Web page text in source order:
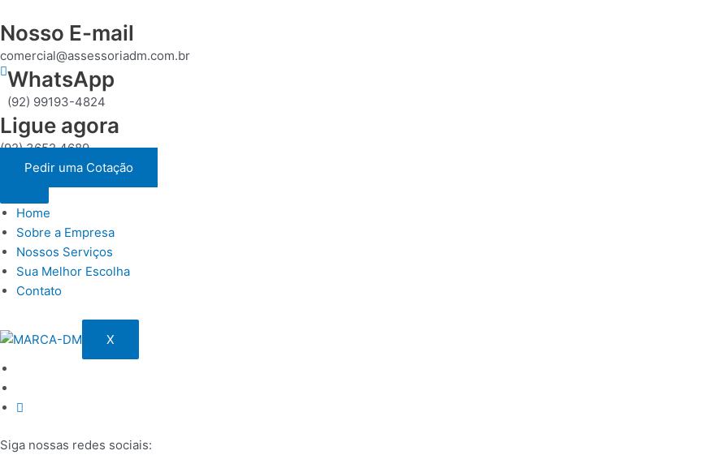
Nosso E-mail
comercial@assessoriadm.com.br
WhatsApp
(92) 99193-4824
Ligue agora
(92) 3652 4689
Pedir uma Cotação
Home
Sobre a Empresa
Nossos Serviços
Sua Melhor Escolha
Contato
X
Siga nossas redes sociais: